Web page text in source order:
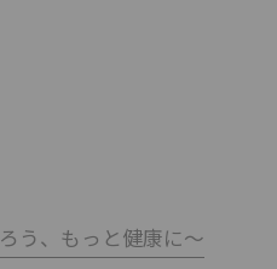
う、もっと健康に～